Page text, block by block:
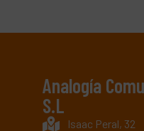
Analogía
S.L
Isaac Peral, 32